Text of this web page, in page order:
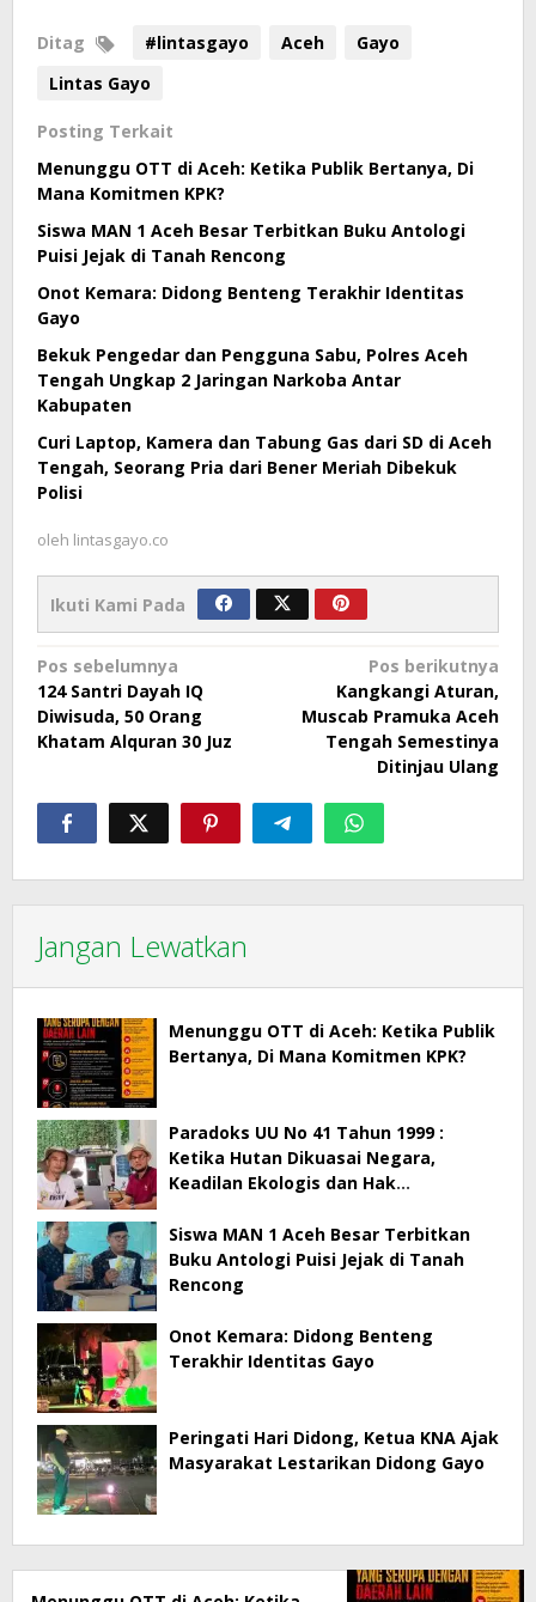
Ditag #lintasgayo Aceh
Gayo
Lintas Gayo
Posting Terkait
Menunggu OTT di Aceh: Ketika Publik Bertanya, Di
Mana Komitmen KPK?
Siswa MAN 1 Aceh Besar Terbitkan Buku Antologi
Puisi Jejak di Tanah Rencong
Onot Kemara: Didong Benteng Terakhir Identitas
Gayo
Bekuk Pengedar dan Pengguna Sabu, Polres Aceh
Tengah Ungkap 2 Jaringan Narkoba Antar
Kabupaten
Curi Laptop, Kamera dan Tabung Gas dari SD di Aceh
Tengah, Seorang Pria dari Bener Meriah Dibekuk
Polisi
oleh lintasgayo.co
Ikuti Kami Pada
Navigasi
pos
Pos sebelumnya
124 Santri Dayah IQ
Diwisuda, 50 Orang
Khatam Alquran 30 Juz
Pos berikutnya
Kangkangi Aturan,
Muscab Pramuka Aceh
Tengah Semestinya
Ditinjau Ulang
Jangan Lewatkan
Menunggu OTT di Aceh: Ketika Publik
Bertanya, Di Mana Komitmen KPK?
Paradoks UU No 41 Tahun 1999 :
Ketika Hutan Dikuasai Negara,
Keadilan Ekologis dan Hak
Siswa MAN 1 Aceh Besar Terbitkan
Buku Antologi Puisi Jejak di Tanah
Rencong
Onot Kemara: Didong Benteng
Terakhir Identitas Gayo
Peringati Hari Didong, Ketua KNA Ajak
Masyarakat Lestarikan Didong Gayo